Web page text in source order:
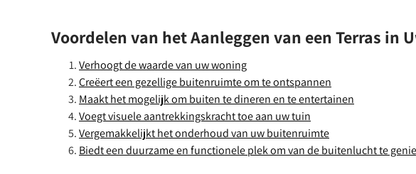
Voordelen van het Aanleggen van een Terras in
Verhoogt de waarde van uw woning
Creëert een gezellige buitenruimte om te ontspannen
Maakt het mogelijk om buiten te dineren en te entertainen
Voegt visuele aantrekkingskracht toe aan uw tuin
Vergemakkelijkt het onderhoud van uw buitenruimte
Biedt een duurzame en functionele plek om van de buitenlucht te